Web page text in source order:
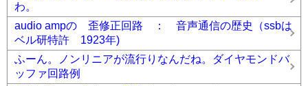
わ。
audio ampの 歪修正回路 ： 音声通信の歴史（ssbは
ベル研特許 1923年)
ふーん。ノンリニアが流行りなんだね。ダイヤモンドバ
ッファ回路例